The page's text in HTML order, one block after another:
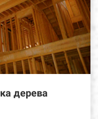
дерева